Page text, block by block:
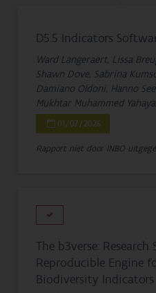
D5.5 Indicators
Ward Langeraert, Lissa
Shawn Dove, Sabrina
Damiano Oldoni, Hanno
Mukhtar Muhammed
01/07/2026
Rapport niet door INBO
The b3verse:
Reproducible Engine
Biodiversity Indicators